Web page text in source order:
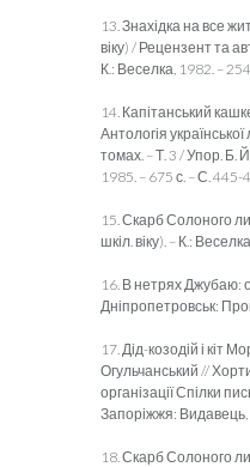
13. Знахідка на все
віку) / Рецензент та
К.: Веселка, 1982. – 254
14. Капітанський
Антологія
томах. – Т. 3 / Упор. Б.
1985. – 675 с. – С. 445-
15. Скарб Солоного
шкіл. віку). – К.:
16. В нетрях Джубаю:
Дніпропетровськ:
17. Дід-козодій і кіт
Огульчанський //
організації Спілки
Запоріжжя:
18. Скарб Солоного